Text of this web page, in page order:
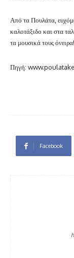
Από τα Πουλάτα,
καλοτάξιδο και στα
τα μουσικά τους όνειρα!
Πηγή:
Facebook